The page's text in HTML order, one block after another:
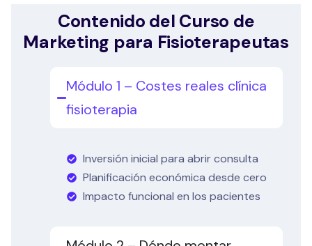
Contenido del Curso de
Marketing para Fisioterapeutas
Módulo 1 – Costes reales clínica
fisioterapia
Inversión inicial para abrir consulta
Planificación económica desde cero
Impacto funcional en los pacientes